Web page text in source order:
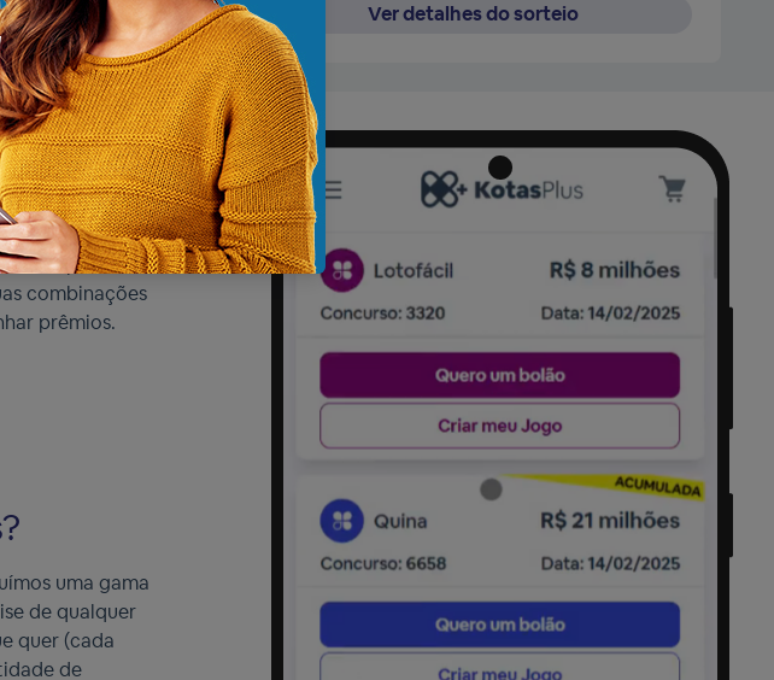
sorteio
Ver detalhes do sorteio
jogo. Nessa
levar o
separados:
combinações
prêmios.
uma gama
de qualquer
quer (cada
de